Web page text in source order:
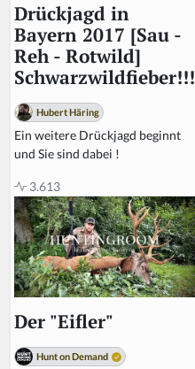
Drückjagd in
Bayern 2017 [Sau -
Reh - Rotwild]
Schwarzwildfieber!!!
Hubert Häring
Ein weitere Drückjagd beginnt
und Sie sind dabei !
3.613
Der "Eifler"
Hunt on Demand